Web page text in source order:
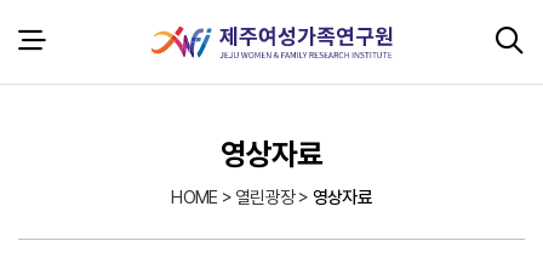
영상자료
HOME > 열린광장 > 영상자료